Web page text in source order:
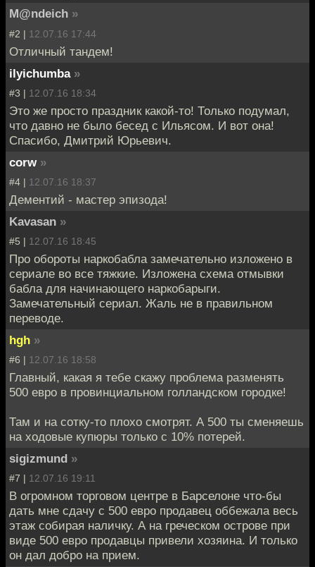
M@ndeich »
#2 | 12.07.16 17:44
Отличный тандем!
ilyichumba »
#3 | 12.07.16 18:34
Это же просто праздник какой-то! Только подумал,
что давно не было бесед с Ильясом. И вот она!
Спасибо, Дмитрий Юрьевич.
corw »
#4 | 12.07.16 18:37
Дементий - мастер эпизода!
Kavasan »
#5 | 12.07.16 18:45
Про обороты наркобабла замечательно изложено в
сериале во все тяжкие. Изложена схема отмывки
бабла для начинающего наркобарыги.
Замечательный сериал. Жаль не в правильном
переводе.
hgh »
#6 | 12.07.16 18:58
Главный, какая я тебе скажу проблема разменять
500 евро в провинциальном голландском городке!
Там и на сотку-то плохо смотрят. А 500 ты сменяешь
на ходовые купюры только с 10% потерей.
sigizmund »
#7 | 12.07.16 19:11
В огромном торговом центре в Барселоне что-бы
дать мне сдачу с 500 евро продавец оббежала весь
этаж собирая наличку. А на греческом острове при
виде 500 евро продавцы привели хозяина. И только
он дал добро на прием.